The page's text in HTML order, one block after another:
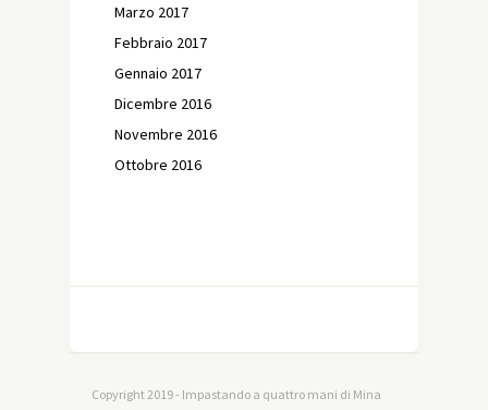
Marzo 2017
Febbraio 2017
Gennaio 2017
Dicembre 2016
Novembre 2016
Ottobre 2016
Copyright 2019 - Impastando a quattro mani di Mina